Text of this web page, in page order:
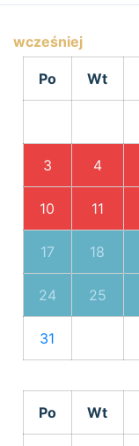
wcześniej
Po Wt
3 4
10 11
17 18
24 25
31
Po Wt